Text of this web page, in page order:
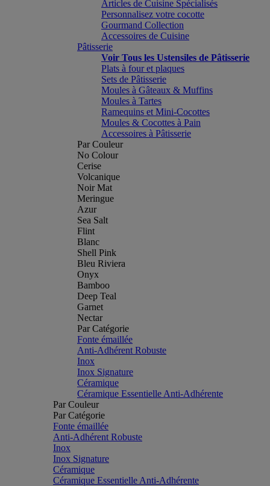
Articles de Cuisine Spécialisés
Personnalisez votre cocotte
Gourmand Collection
Accessoires de Cuisine
Pâtisserie
Voir Tous les Ustensiles de Pâtisserie
Plats à four et plaques
Sets de Pâtisserie
Moules à Gâteaux & Muffins
Moules à Tartes
Ramequins et Mini-Cocottes
Moules & Cocottes à Pain
Accessoires à Pâtisserie
Par Couleur
No Colour
Cerise
Volcanique
Noir Mat
Meringue
Azur
Sea Salt
Flint
Blanc
Shell Pink
Bleu Riviera
Onyx
Bamboo
Deep Teal
Garnet
Nectar
Par Catégorie
Fonte émaillée
Anti-Adhérent Robuste
Inox
Inox Signature
Céramique
Céramique Essentielle Anti-Adhérente
Par Couleur
Par Catégorie
Fonte émaillée
Anti-Adhérent Robuste
Inox
Inox Signature
Céramique
Céramique Essentielle Anti-Adhérente